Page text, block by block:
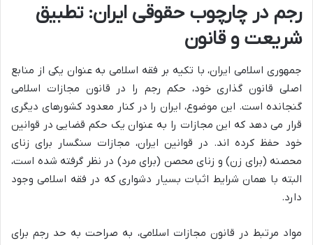
رجم در چارچوب حقوقی ایران: تطبیق
شریعت و قانون
جمهوری اسلامی ایران، با تکیه بر فقه اسلامی به عنوان یکی از منابع
اصلی قانون گذاری خود، حکم رجم را در قانون مجازات اسلامی
گنجانده است. این موضوع، ایران را در کنار معدود کشورهای دیگری
قرار می دهد که این مجازات را به عنوان یک حکم قضایی در قوانین
خود حفظ کرده اند. در قوانین ایران، مجازات سنگسار برای زنای
محصنه (برای زن) و زنای محصن (برای مرد) در نظر گرفته شده است،
البته با همان شرایط اثبات بسیار دشواری که در فقه اسلامی وجود
دارد.
مواد مرتبط در قانون مجازات اسلامی، به صراحت به حد رجم برای